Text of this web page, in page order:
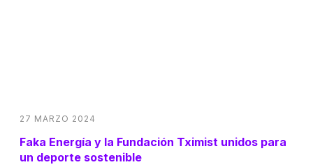
27 MARZO 2024
Faka Energía y la Fundación Tximist unidos para
un deporte sostenible